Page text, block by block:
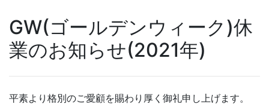
GW(ゴールデンウィーク)休
業のお知らせ(2021年)
平素より格別のご愛顧を賜わり厚く御礼申し上げます。